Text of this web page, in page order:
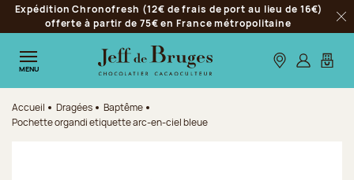
Aller à la navigation
Aller au contenu principal
Aller au pied de page
Expédition Chronofresh (12€ de frais de port au lieu de 16€)
offerte à partir de 75€ en France métropolitaine
MENU Nos boutiques
S’identifier
Mon
Accueil Dragées
Baptême
Pochette organdi etiquette arc-en-ciel bleue